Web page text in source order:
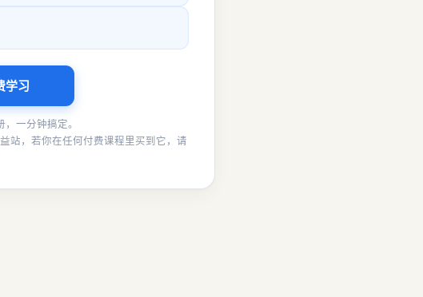
学习
一分钟搞定。
站，若你在任何付费课程里买到它，请